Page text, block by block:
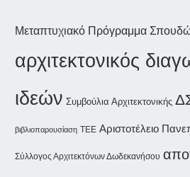
Μεταπτυχιακό Πρόγραμμα
αρχιτεκτονικός
ιδεών Συμβούλια Αρχιτεκτονικής
βιβλιοπαρουσίαση ΤΕΕ Αριστοτέλειο
Σύλλογος Αρχιτεκτόνων Δωδεκανήσου